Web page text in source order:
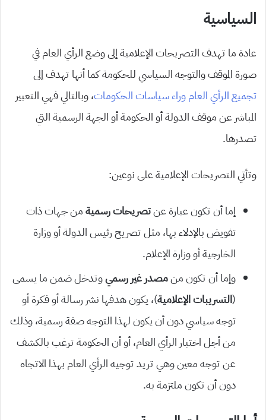
السياسية
عادة ما تهدف التصريحات الإعلامية إلى وضع الرأي العام في
صورة الموقف والتوجه السياسي للحكومة كما أنها تهدف إلى
تجميع الرأي العام وراء سياسات الحكومات، وبالتالي فهي التعبير
المباشر عن موقف الدولة أو الحكومة أو الجهة الرسمية التي
تصدرها.
وتأتي التصريحات الإعلامية على نوعين:
إما أن تكون عبارة عنتصريحات رسميةمن جهات ذات
تفويض بالإدلاء بها، مثل تصريح رئيس الدولة أو وزارة
الخارجية أو وزارة الإعلام.
وإما أن تكون منمصدر غير رسميوتدخل ضمن ما يسمى
(التسريبات الإعلامية)، يكون هدفها نشر رسالة أو فكرة أو
توجه سياسي دون أن يكون لهذا التوجه صفة رسمية، وذلك
من أجل اختبار الرأي العام، أو أن الحكومة ترغب بالكشف
عن توجه معين وهي تريد توجيه الرأي العام بهذا الاتجاه
دون أن تكون ملتزمة به.